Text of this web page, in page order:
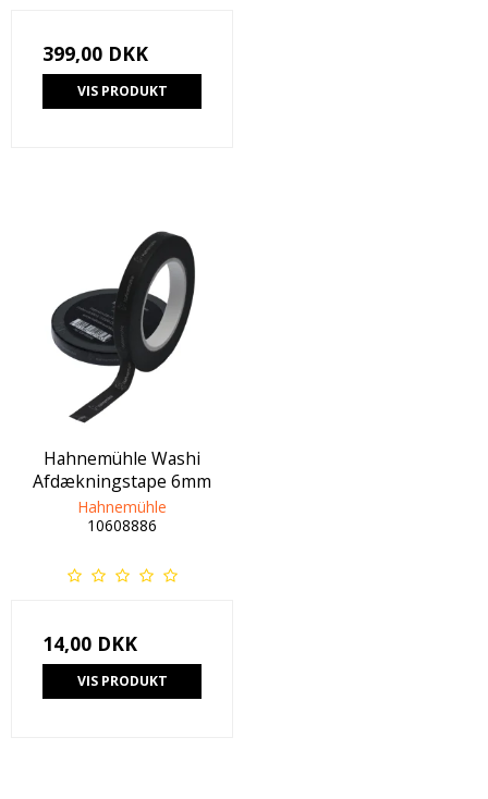
399,00 DKK
VIS PRODUKT
Hahnemühle Washi
Afdækningstape 6mm
Hahnemühle
10608886
14,00 DKK
VIS PRODUKT